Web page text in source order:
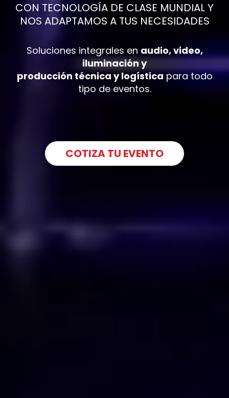
CON TECNOLOGÍA DE CLASE MUNDIAL Y
NOS ADAPTAMOS A TUS NECESIDADES
Soluciones integrales en audio, video,
iluminación y
producción técnica y logísticapara todo
tipo de eventos.
COTIZA TU EVENTO